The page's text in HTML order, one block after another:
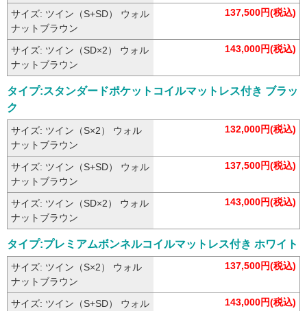
サイズ: ツイン（S+SD） ウォル
ナットブラウン
137,500円(税込)
サイズ: ツイン（SD×2） ウォル
ナットブラウン
143,000円(税込)
タイプ:スタンダードポケットコイルマットレス付き ブラッ
ク
サイズ: ツイン（S×2） ウォル
ナットブラウン
132,000円(税込)
サイズ: ツイン（S+SD） ウォル
ナットブラウン
137,500円(税込)
サイズ: ツイン（SD×2） ウォル
ナットブラウン
143,000円(税込)
タイプ:プレミアムボンネルコイルマットレス付き ホワイト
サイズ: ツイン（S×2） ウォル
ナットブラウン
137,500円(税込)
サイズ: ツイン（S+SD） ウォル
143,000円(税込)